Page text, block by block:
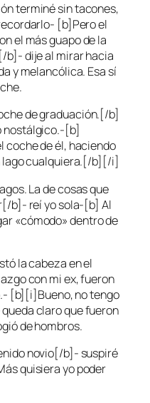
terminé sin tacones,
[b]Pero el
el más guapo de la
b]- dije al mirar hacia
y melancólica. Esa sí
de graduación.[/b]
nostálgico.-[b]
coche de él, haciendo
lago cualquiera.[/b][/i]
La de cosas que
b]- reí yo sola-[b] Al
«cómodo» dentro de
la cabeza en el
con mi ex, fueron
[b][i]Bueno, no tengo
claro que fueron
de hombros.
novio[/b]- suspiré
quisiera yo poder